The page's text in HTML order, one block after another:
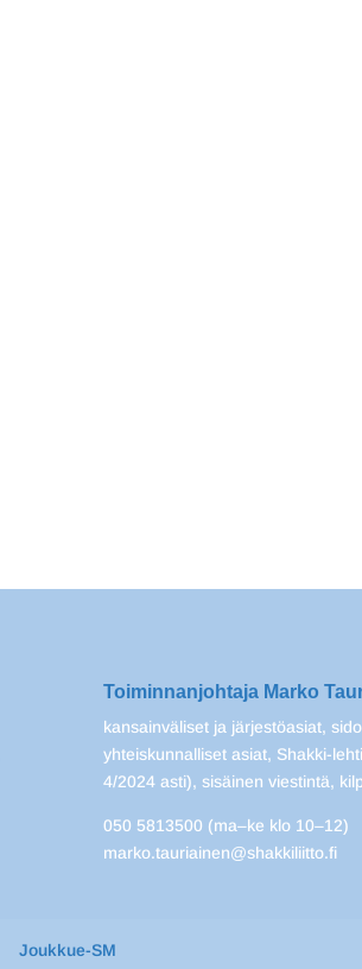
Toiminnanjohtaja Marko
kansainväliset ja järjestöasiat,
yhteiskunnalliset asiat, Shakki-
4/2024 asti), sisäinen viestintä,
050 5813500 (ma–ke klo 10–12)
marko.tauriainen@shakkiliitto.fi
Joukkue-SM